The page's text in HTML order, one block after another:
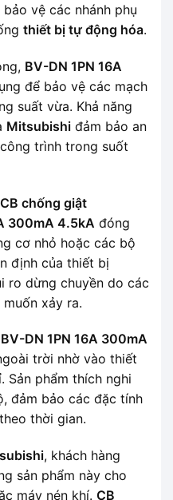
vệ các nhánh phụ
thiết bị tự động hóa.
BV-DN 1PN 16A
để bảo vệ các mạch
suất vừa. Khả năng
Mitsubishi đảm bảo an
trình trong suốt
CB chống giật
300mA 4.5kA đóng
cơ nhỏ hoặc các bộ
định của thiết bị
ro dừng chuyền do các
xảy ra.
BV-DN 1PN 16A 300mA
trời nhờ vào thiết
Sản phẩm thích nghi
đảm bảo các đặc tính
thời gian.
, khách hàng
sản phẩm này cho
máy nén khí. CB